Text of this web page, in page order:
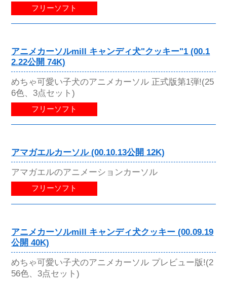
フリーソフト
アニメカーソルmill キャンディ犬"クッキー"1 (00.1
2.22公開 74K)
めちゃ可愛い子犬のアニメカーソル 正式版第1弾!(25
6色、3点セット)
フリーソフト
アマガエルカーソル (00.10.13公開 12K)
アマガエルのアニメーションカーソル
フリーソフト
アニメカーソルmill キャンディ犬クッキー (00.09.19
公開 40K)
めちゃ可愛い子犬のアニメカーソル プレビュー版!(2
56色、3点セット)